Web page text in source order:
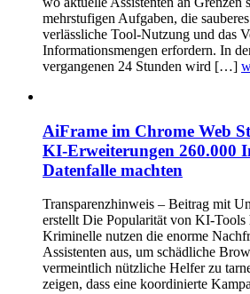
mehrstufigen Aufgaben, die
verlässliche Tool-Nutzung und das
Informationsmengen erfordern. In
vergangenen 24 Stunden wird […]
AiFrame im Chrome Web
KI-Erweiterungen 260.000
Datenfalle machten
Transparenzhinweis – Beitrag mit
erstellt Die Popularität von KI-Tools
Kriminelle nutzen die enorme
Assistenten aus, um schädliche
vermeintlich nützliche Helfer zu
zeigen, dass eine koordinierte